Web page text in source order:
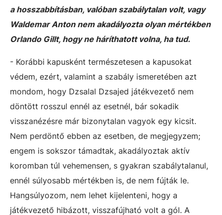
a hosszabbításban, valóban szabálytalan volt, vagy
Waldemar Anton nem akadályozta olyan mértékben
Orlando Gillt, hogy ne háríthatott volna, ha tud.
- Korábbi kapusként természetesen a kapusokat
védem, ezért, valamint a szabály ismeretében azt
mondom, hogy Dzsalal Dzsajed játékvezető nem
döntött rosszul ennél az esetnél, bár sokadik
visszanézésre már bizonytalan vagyok egy kicsit.
Nem perdöntő ebben az esetben, de megjegyzem;
engem is sokszor támadtak, akadályoztak aktív
koromban túl vehemensen, s gyakran szabálytalanul,
ennél súlyosabb mértékben is, de nem fújták le.
Hangsúlyozom, nem lehet kijelenteni, hogy a
játékvezető hibázott, visszafújható volt a gól. A